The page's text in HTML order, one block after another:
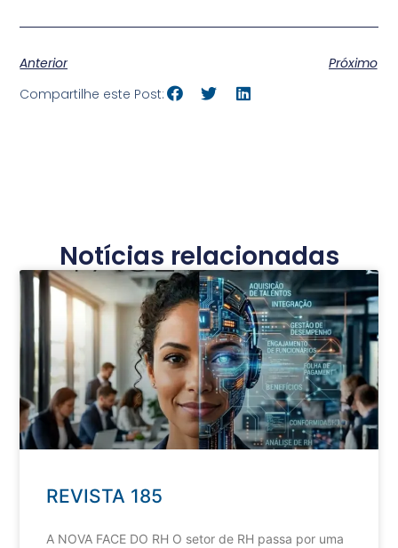
Anterior
Próximo
Compartilhe este Post:
Notícias relacionadas
REVISTA 185
A NOVA FACE DO RH O setor de RH passa por uma